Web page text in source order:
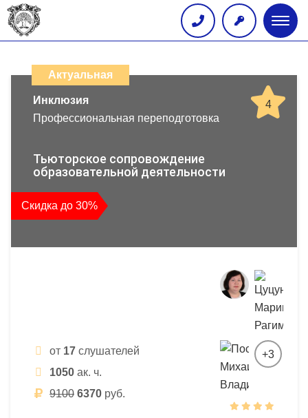
меню
дистанционных
образовательных
повышения
квалификации
и
профессиональной
Актуальная
4
Инклюзия
Профессиональная переподготовка
Тьюторское сопровождение
образовательной деятельности
Скидка до 30%
от 17 слушателей
1050 ак. ч.
9100 6370 руб.
+3